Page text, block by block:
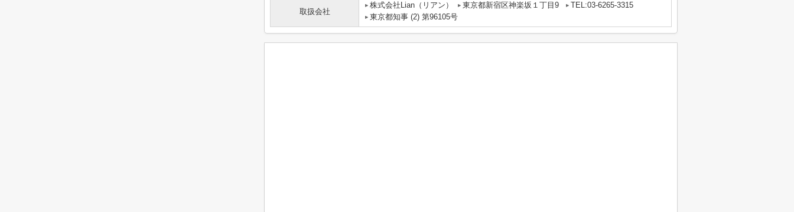
取扱会社
株式会社Lian（リアン） 東京都新宿区神楽坂１丁目9
TEL:03-6265-3315
東京都知事 (2) 第96105号